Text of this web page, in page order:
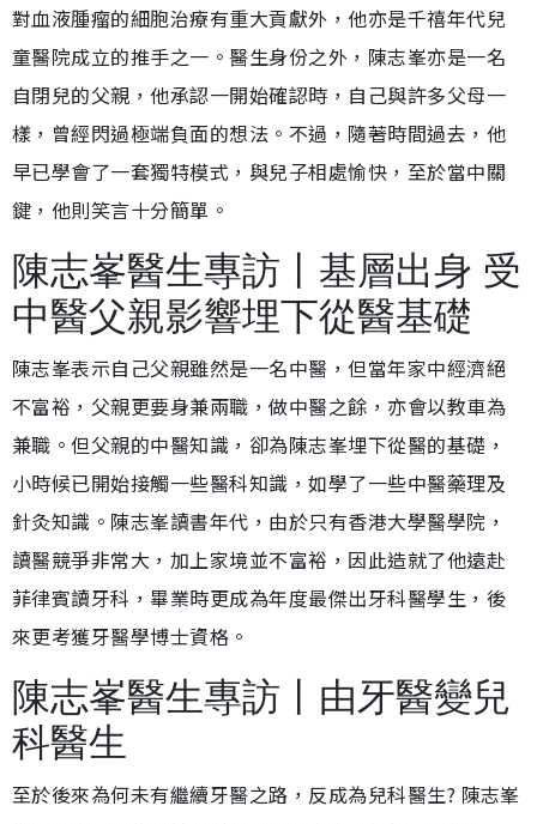
對血液腫瘤的細胞治療有重大貢獻外，他亦是千禧年代兒
童醫院成立的推手之一。醫生身份之外，陳志峯亦是一名
自閉兒的父親，他承認一開始確認時，自己與許多父母一
樣，曾經閃過極端負面的想法。不過，隨著時間過去，他
早已學會了一套獨特模式，與兒子相處愉快，至於當中關
鍵，他則笑言十分簡單。
陳志峯醫生專訪丨基層出身 受
中醫父親影響埋下從醫基礎
陳志峯表示自己父親雖然是一名中醫，但當年家中經濟絕
不富裕，父親更要身兼兩職，做中醫之餘，亦會以教車為
兼職。但父親的中醫知識，卻為陳志峯埋下從醫的基礎，
小時候已開始接觸一些醫科知識，如學了一些中醫藥理及
針灸知識。陳志峯讀書年代，由於只有香港大學醫學院，
讀醫競爭非常大，加上家境並不富裕，因此造就了他遠赴
菲律賓讀牙科，畢業時更成為年度最傑出牙科醫學生，後
來更考獲牙醫學博士資格。
陳志峯醫生專訪丨由牙醫變兒
科醫生
至於後來為何未有繼續牙醫之路，反成為兒科醫生? 陳志峯